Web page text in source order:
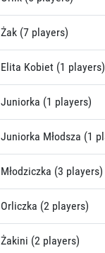
Żak (7 players)
Elita Kobiet (1 players)
Juniorka (1 players)
Juniorka Młodsza (1
Młodziczka (3 players)
Orliczka (2 players)
Żakini (2 players)